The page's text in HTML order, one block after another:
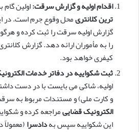
اقدام اولیه و گزارش سرقت:اولین
ترین کلانتریمحل وقوع جرم است. در
گزارش اولیه سرقت را ثبت کرده و
را به مأموران ارائه دهد. گزارش
کیفری خواهد بود.
ثبت شکواییه در دفاتر خدمات
اولیه، شاکی می بایست با در دست
و کارت ملی) و مستندات مربوط به
الکترونیک قضاییمراجعه کرده و
این شکواییه سپس بهدادسرا